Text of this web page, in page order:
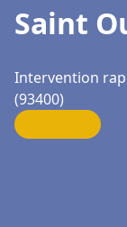
Saint
Intervention
(93400)